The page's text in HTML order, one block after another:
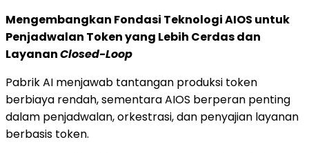
Mengembangkan Fondasi Teknologi AIOS untuk
Penjadwalan Token yang Lebih Cerdas dan
LayananClosed-Loop
Pabrik AI menjawab tantangan produksi token
berbiaya rendah, sementara AIOS berperan penting
dalam penjadwalan, orkestrasi, dan penyajian layanan
berbasis token.